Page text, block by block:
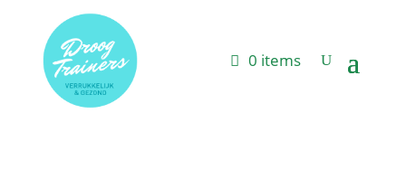
0 items